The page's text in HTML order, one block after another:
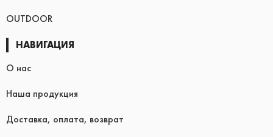
OUTDOOR
НАВИГАЦИЯ
О нас
Наша продукция
Доставка, оплата, возврат